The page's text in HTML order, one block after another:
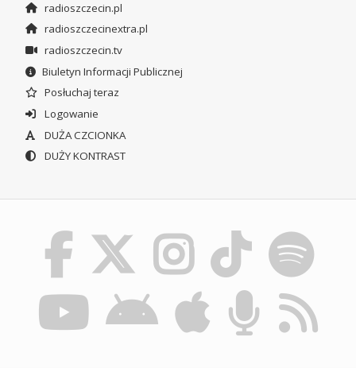
radioszczecin.pl
radioszczecinextra.pl
radioszczecin.tv
Biuletyn Informacji Publicznej
Posłuchaj teraz
Logowanie
DUŻA CZCIONKA
DUŻY KONTRAST